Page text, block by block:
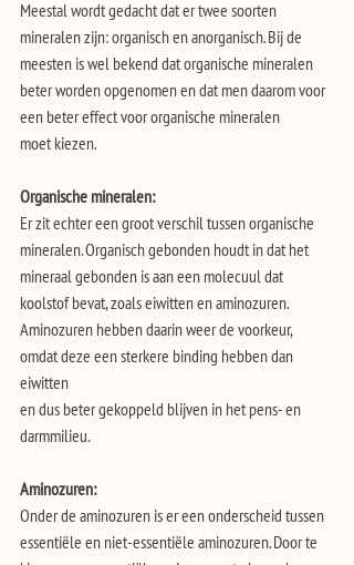
Meestal wordt gedacht dat er twee soorten
mineralen zijn: organisch en anorganisch. Bij de
meesten is wel bekend dat organische mineralen
beter worden opgenomen en dat men daarom voor
een beter effect voor organische mineralen
moet kiezen.
Organische mineralen:
Er zit echter een groot verschil tussen organische
mineralen. Organisch gebonden houdt in dat het
mineraal gebonden is aan een molecuul dat
koolstof bevat, zoals eiwitten en aminozuren.
Aminozuren hebben daarin weer de voorkeur,
omdat deze een sterkere binding hebben dan
eiwitten
en dus beter gekoppeld blijven in het pens- en
darmmilieu.
Aminozuren:
Onder de aminozuren is er een onderscheid tussen
essentiële en niet-essentiële aminozuren. Door te